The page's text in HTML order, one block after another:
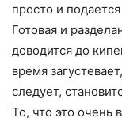
просто и
Готовая и
доводится до
время
следует,
То, что это очень